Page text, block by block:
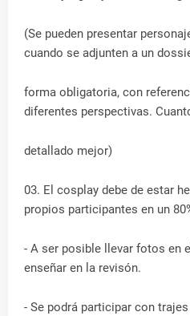
(Se pueden presentar
cuando se adjunten a un
forma obligatoria, con
diferentes perspectivas.
detallado mejor)
03. El cosplay debe de estar
propios participantes en un
- A ser posible llevar fotos en
enseñar en la revisón.
- Se podrá participar con